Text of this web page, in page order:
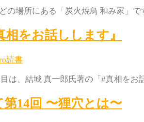
の場所にある「炭火焼鳥 和み家」
をお話しします』
読書
目は、結城 真一郎氏著の「#真相を
14回 〜狸穴とは〜